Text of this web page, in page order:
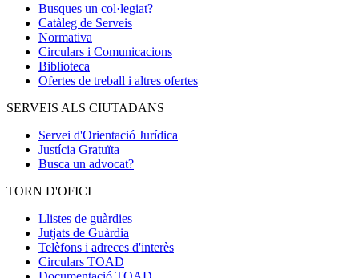
Busques un col·legiat?
Catàleg de Serveis
Normativa
Circulars i Comunicacions
Biblioteca
Ofertes de treball i altres ofertes
SERVEIS ALS CIUTADANS
Servei d'Orientació Jurídica
Justícia Gratuïta
Busca un advocat?
TORN D'OFICI
Llistes de guàrdies
Jutjats de Guàrdia
Telèfons i adreces d'interès
Circulars TOAD